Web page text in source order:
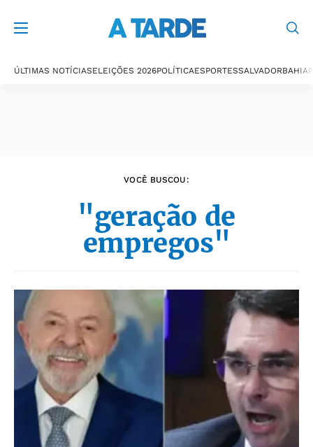
ÚLTIMAS NOTÍCIASELEIÇÕES 2026POLÍTICAESPORTESSALVADORBAHIA
VOCÊ BUSCOU:
"geração de
empregos"